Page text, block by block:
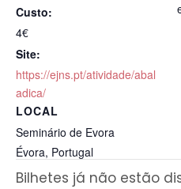
Custo:
4€
Site:
https://ejns.pt/atividade/abal
adica/
LOCAL
Seminário de Evora
Évora, Portugal
Bilhetes já não estão